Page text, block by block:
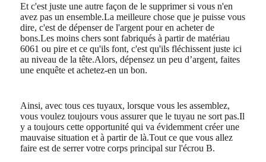
Et c'est juste une autre façon de le supprimer si vous n'en
avez pas un ensemble.La meilleure chose que je puisse vous
dire, c'est de dépenser de l'argent pour en acheter de
bons.Les moins chers sont fabriqués à partir de matériau
6061 ou pire et ce qu'ils font, c'est qu'ils fléchissent juste ici
au niveau de la tête.Alors, dépensez un peu d’argent, faites
une enquête et achetez-en un bon.
Ainsi, avec tous ces tuyaux, lorsque vous les assemblez,
vous voulez toujours vous assurer que le tuyau ne sort pas.Il
y a toujours cette opportunité qui va évidemment créer une
mauvaise situation et à partir de là.Tout ce que vous allez
faire est de serrer votre corps principal sur l'écrou B.